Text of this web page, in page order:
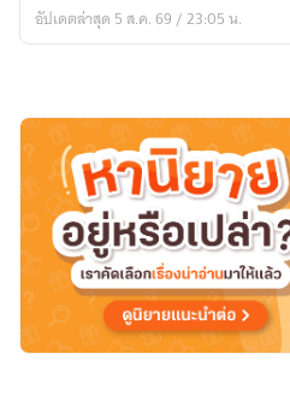
รัก
อัปเดตล่าสุด 5 ส.ค. 69 / 23:05 น.